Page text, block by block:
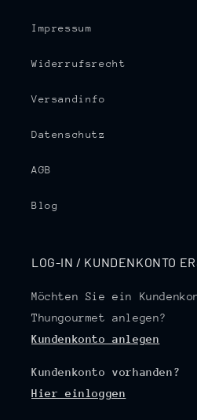
Impressum
Widerrufsrecht
Versandinfo
Datenschutz
AGB
Blog
LOG-IN / KUNDENKONTO
Möchten Sie ein
Thungourmet anlegen?
Kundenkonto anlegen
Kundenkonto vorhanden?
Hier einloggen